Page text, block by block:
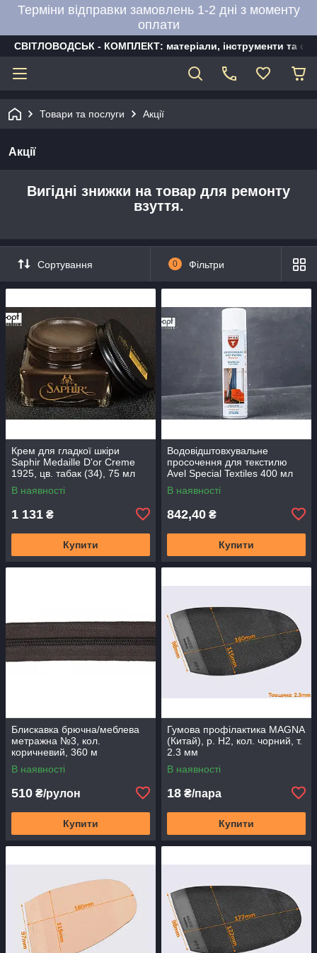
Терміни відправки замовлень 1-2 дні з моменту
оплати
СВІТЛОВОДСЬК - КОМПЛЕКТ: матеріали, інструменти та
Товари та послуги Акції
Акції
Вигідні знижки на товар для ремонту
взуття.
Сортування 0 Фільтри
Крем для гладкої шкіри
Saphir Medaille D'or Creme
1925, цв. табак (34), 75 мл
(1033)
В наявності
1 131 ₴
Купити
Водовідштовхувальне
просочення для текстилю
Avel Special Textiles 400 мл
(4787)
В наявності
842,40 ₴
Купити
Блискавка брючна/меблева
метражна №3, кол.
коричневий, 360 м
В наявності
510 ₴/рулон
Купити
Гумова профілактика MAGNA
(Китай), р. H2, кол. чорний, т.
2.3 мм
В наявності
18 ₴/пара
Купити